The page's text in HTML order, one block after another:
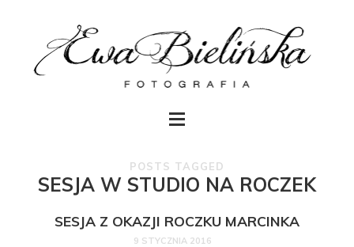
POSTS TAGGED
SESJA W STUDIO NA ROCZEK
SESJA Z OKAZJI ROCZKU MARCINKA
9 STYCZNIA 2016